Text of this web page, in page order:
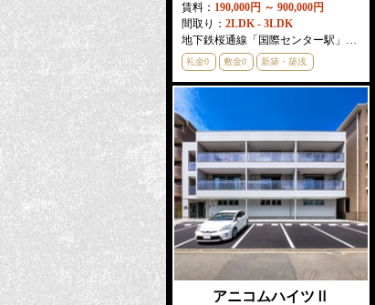
賃料： 190,000円 ～ 900,000円
間取り： 2LDK - 3LDK
地下鉄桜通線「国際センター駅」徒歩
礼金0 敷金0 新築・築浅
アニコムハイツⅡ